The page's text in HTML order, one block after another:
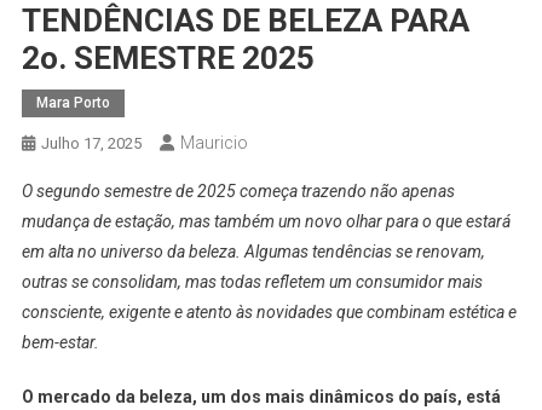
TENDÊNCIAS DE BELEZA PARA
2o. SEMESTRE 2025
Mara Porto
Julho 17, 2025 Mauricio
O segundo semestre de 2025 começa trazendo não apenas
mudança de estação, mas também um novo olhar para o que estará
em alta no universo da beleza. Algumas tendências se renovam,
outras se consolidam, mas todas refletem um consumidor mais
consciente, exigente e atento às novidades que combinam estética e
bem-estar.
O mercado da beleza, um dos mais dinâmicos do país, está